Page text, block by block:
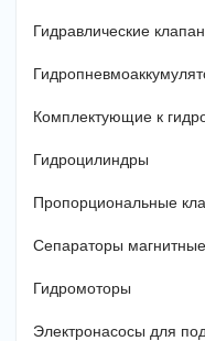
Гидравлические
Комплектующие к
Гидроцилиндры
Пропорциональные
Сепараторы магнитные
Гидромоторы
Электронасосы для